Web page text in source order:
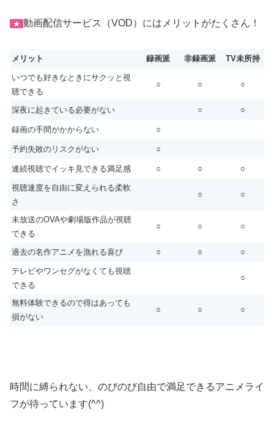
★ 動画配信サービス（VOD）にはメリットがたくさん！
メリット 録画派 非録画派 TV未所持
いつでも好きなときにサクッと視
聴できる
○ ○ ○
深夜に起きている必要がない ○ ○
録画の手間がかからない ○
予約失敗のリスクがない ○
連続視聴でイッキ見できる満足感 ○ ○ ○
視聴速度を自由に変えられる柔軟
さ
○ ○
未放送のOVAや劇場版作品が視聴
できる
○ ○ ○
過去の名作アニメを漁れる喜び ○ ○ ○
テレビやワンセグがなくても視聴
できる
○
無料体験できるので得はあっても
損がない
○ ○ ○
時間に縛られない、のびのび自由で満足できるアニメライ
フが待っています(^^)